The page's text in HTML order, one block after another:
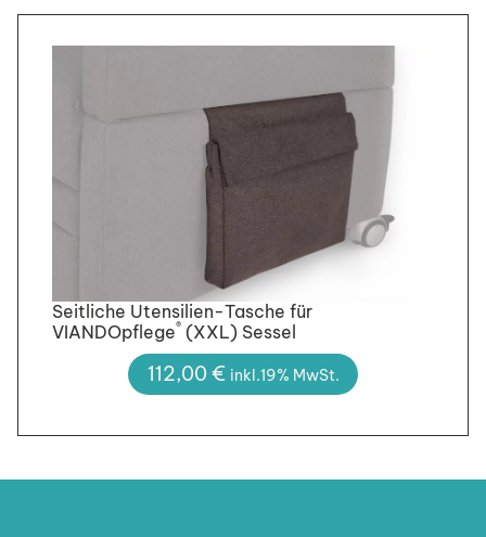
Seitliche Utensilien-Tasche für
VIANDOpflege®(XXL) Sessel
112,00€ inkl.19% MwSt.